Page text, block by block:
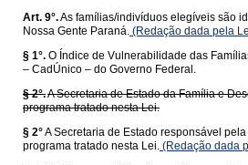
Art. 9°.As famílias/indivíduos elegíveis são
Nossa Gente Paraná. (Redação dada pela
§ 1°. O Índice de Vulnerabilidade das
– CadÚnico – do Governo Federal.
§ 2°.A Secretaria de Estado da Família e
programa tratado nesta Lei.
§ 2°A Secretaria de Estado responsável
programa tratado nesta Lei. (Redação dada